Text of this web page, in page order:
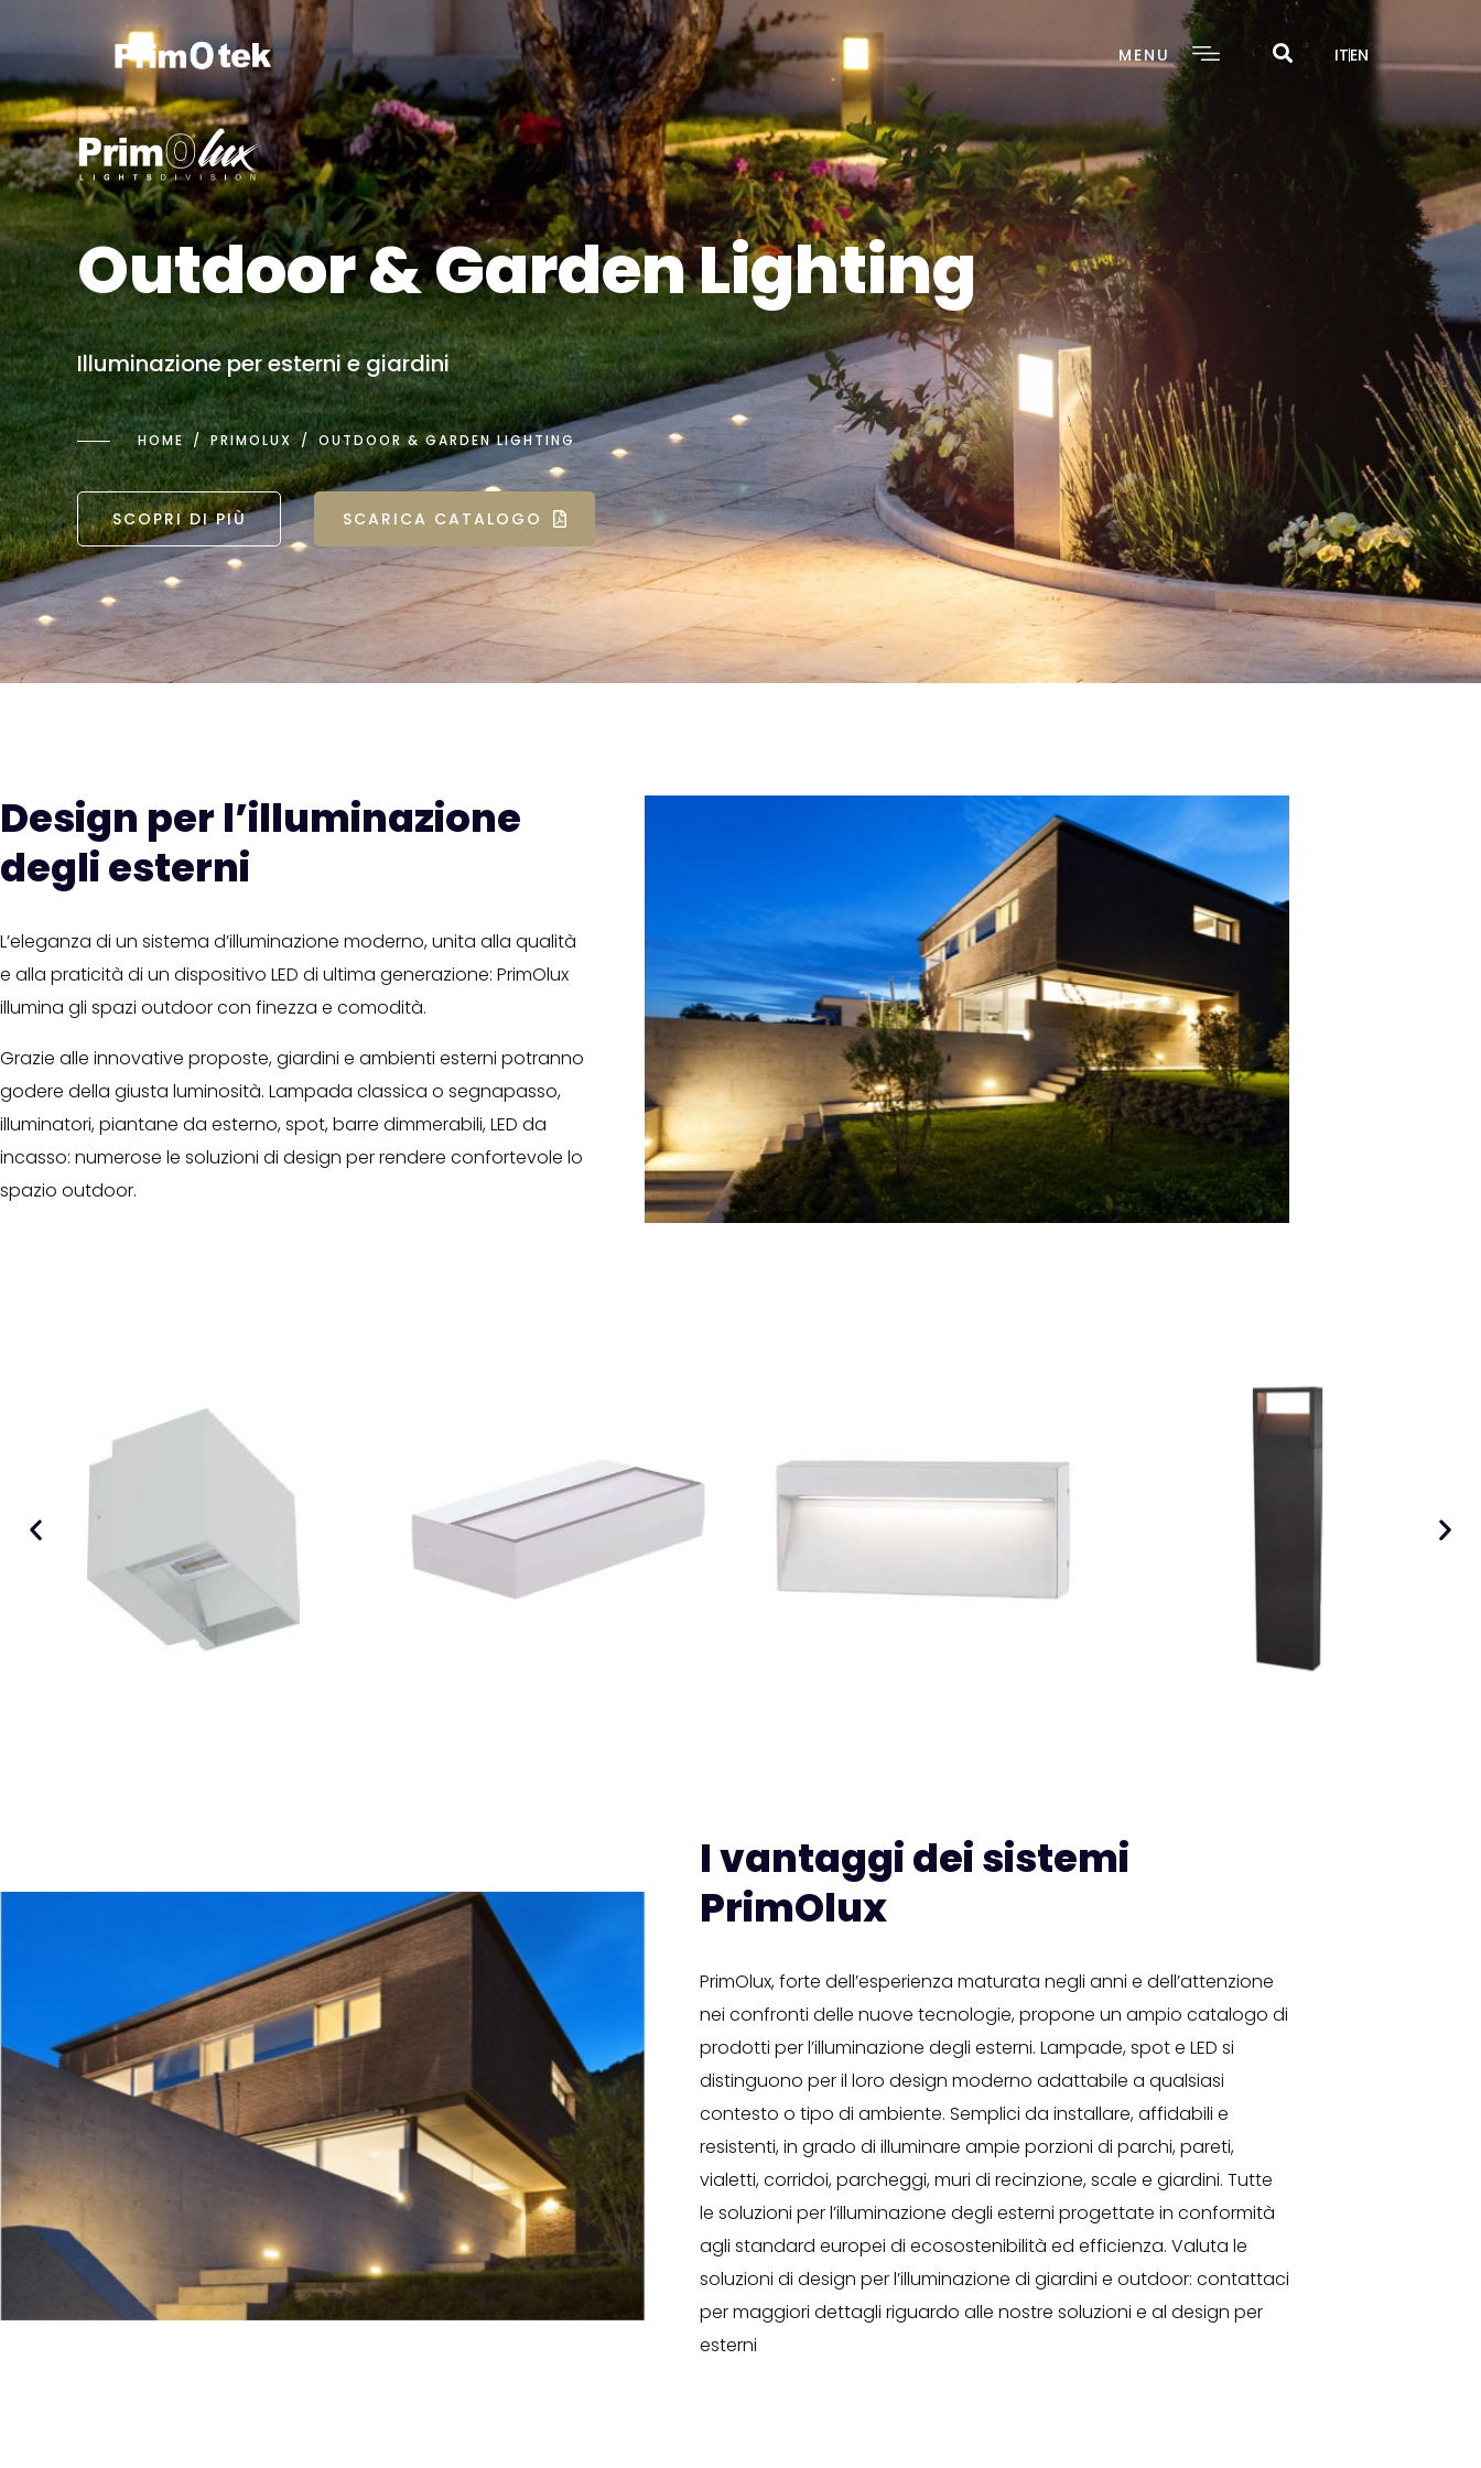
MENU ITEN
Outdoor & Garden Lighting
Illuminazione per esterni e giardini
HOME PRIMOLUX OUTDOOR & GARDEN LIGHTING
SCOPRI DI PIÙ SCARICA CATALOGO
Design per l’illuminazione
degli esterni
L’eleganza di un sistema d’illuminazione moderno, unita alla qualità
e alla praticità di un dispositivo LED di ultima generazione: PrimOlux
illumina gli spazi outdoor con finezza e comodità.
Grazie alle innovative proposte, giardini e ambienti esterni potranno
godere della giusta luminosità. Lampada classica o segnapasso,
illuminatori, piantane da esterno, spot, barre dimmerabili, LED da
incasso: numerose le soluzioni di design per rendere confortevole lo
spazio outdoor.
I vantaggi dei sistemi
PrimOlux
PrimOlux, forte dell’esperienza maturata negli anni e dell’attenzione
nei confronti delle nuove tecnologie, propone un ampio catalogo di
prodotti per l’illuminazione degli esterni. Lampade, spot e LED si
distinguono per il loro design moderno adattabile a qualsiasi
contesto o tipo di ambiente. Semplici da installare, affidabili e
resistenti, in grado di illuminare ampie porzioni di parchi, pareti,
vialetti, corridoi, parcheggi, muri di recinzione, scale e giardini. Tutte
le soluzioni per l’illuminazione degli esterni progettate in conformità
agli standard europei di ecosostenibilità ed efficienza. Valuta le
soluzioni di design per l’illuminazione di giardini e outdoor: contattaci
per maggiori dettagli riguardo alle nostre soluzioni e al design per
esterni